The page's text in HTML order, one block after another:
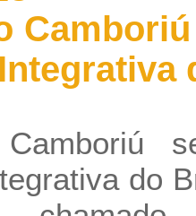
Camboriú
do